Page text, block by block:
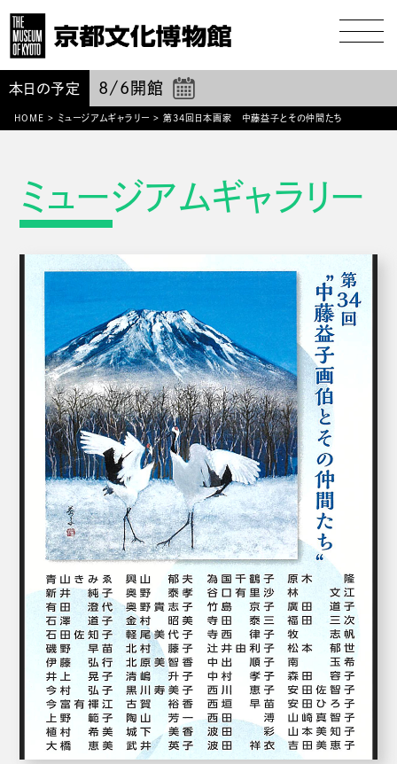
本日の予定 8/6 開館
HOME > ミュージアムギャラリー > 第34回日本画家 中藤益子とその仲間たち